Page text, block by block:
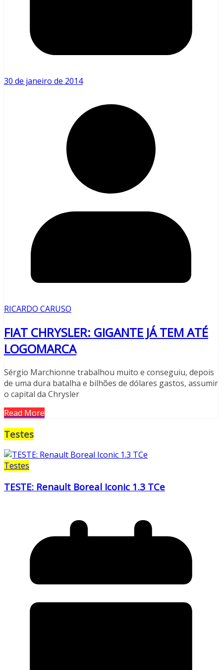
30 de janeiro de 2014
RICARDO CARUSO
FIAT CHRYSLER: GIGANTE JÁ TEM ATÉ
LOGOMARCA
Sérgio Marchionne trabalhou muito e conseguiu, depois
de uma dura batalha e bilhões de dólares gastos, assumir
o capital da Chrysler
Read More
Testes
Testes
TESTE: Renault Boreal Iconic 1.3 TCe